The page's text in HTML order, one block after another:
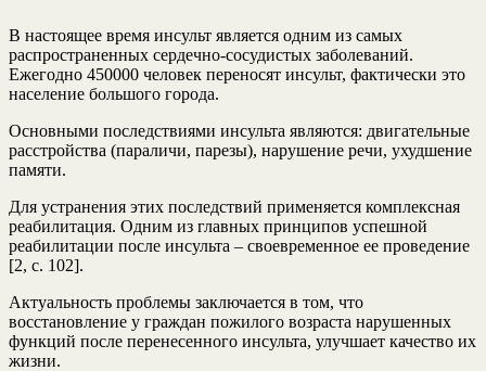
В настоящее время инсульт является одним из самых
распространенных сердечно-сосудистых заболеваний.
Ежегодно 450000 человек переносят инсульт, фактически это
население большого города.
Основными последствиями инсульта являются: двигательные
расстройства (параличи, парезы), нарушение речи, ухудшение
памяти.
Для устранения этих последствий применяется комплексная
реабилитация. Одним из главных принципов успешной
реабилитации после инсульта – своевременное ее проведение
[2, с. 102].
Актуальность проблемы заключается в том, что
восстановление у граждан пожилого возраста нарушенных
функций после перенесенного инсульта, улучшает качество их
жизни.